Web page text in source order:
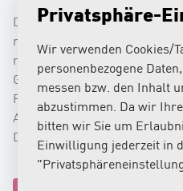
Privatsphäre-
Wir verwenden Cookies/
personenbezogene
messen bzw. den Inhalt
abzustimmen. Da wir
bitten wir Sie um
Einwilligung jederzeit in
Die Kestenholz Gruppe
richtig Fahrt aufzunehmen
nicht abreissenden
Generation steuert das
Familienunternehmen nebst
Autohäuser, auch die immer
Digitalisierung an.